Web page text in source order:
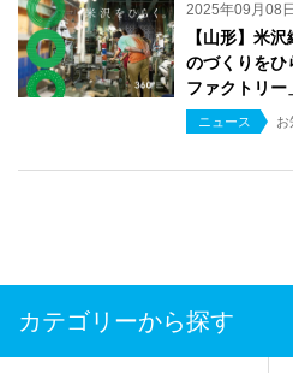
2025年09月08日
【山形】米
のづくりをひ
ファクトリ
ニュース お
カテゴリーから探す